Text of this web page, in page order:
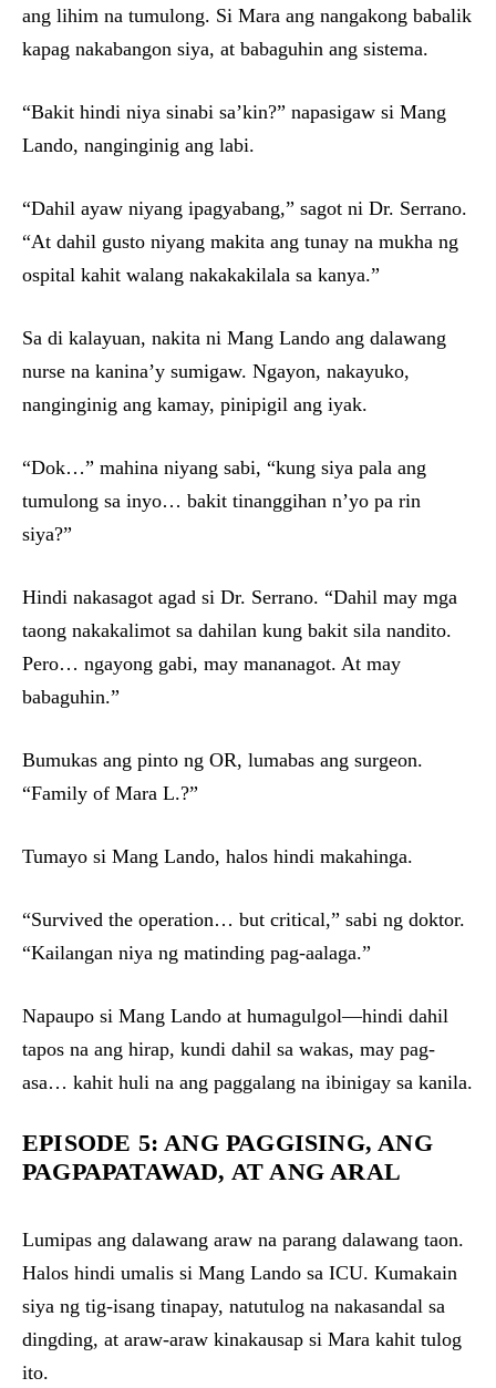
ang lihim na tumulong. Si Mara ang nangakong babalik
kapag nakabangon siya, at babaguhin ang sistema.
“Bakit hindi niya sinabi sa’kin?” napasigaw si Mang
Lando, nanginginig ang labi.
“Dahil ayaw niyang ipagyabang,” sagot ni Dr. Serrano.
“At dahil gusto niyang makita ang tunay na mukha ng
ospital kahit walang nakakakilala sa kanya.”
Sa di kalayuan, nakita ni Mang Lando ang dalawang
nurse na kanina’y sumigaw. Ngayon, nakayuko,
nanginginig ang kamay, pinipigil ang iyak.
“Dok…” mahina niyang sabi, “kung siya pala ang
tumulong sa inyo… bakit tinanggihan n’yo pa rin
siya?”
Hindi nakasagot agad si Dr. Serrano. “Dahil may mga
taong nakakalimot sa dahilan kung bakit sila nandito.
Pero… ngayong gabi, may mananagot. At may
babaguhin.”
Bumukas ang pinto ng OR, lumabas ang surgeon.
“Family of Mara L.?”
Tumayo si Mang Lando, halos hindi makahinga.
“Survived the operation… but critical,” sabi ng doktor.
“Kailangan niya ng matinding pag-aalaga.”
Napaupo si Mang Lando at humagulgol—hindi dahil
tapos na ang hirap, kundi dahil sa wakas, may pag-
asa… kahit huli na ang paggalang na ibinigay sa kanila.
EPISODE 5: ANG PAGGISING, ANG
PAGPAPATAWAD, AT ANG ARAL
Lumipas ang dalawang araw na parang dalawang taon.
Halos hindi umalis si Mang Lando sa ICU. Kumakain
siya ng tig-isang tinapay, natutulog na nakasandal sa
dingding, at araw-araw kinakausap si Mara kahit tulog
ito.